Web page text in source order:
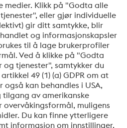
informasjon om voestalpines
til seminarer/webinarer og